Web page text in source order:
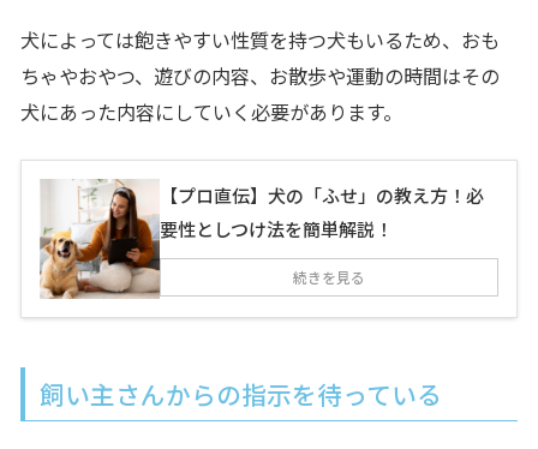
犬によっては飽きやすい性質を持つ犬もいるため、 おも
ちゃやおやつ、遊びの内容、お散歩や運動の時間はその
犬にあった内容にしていく必要があります。
【プロ直伝】犬の「ふせ」の教え方！必
要性としつけ法を簡単解説！
続きを見る
飼い主さんからの指示を待っている